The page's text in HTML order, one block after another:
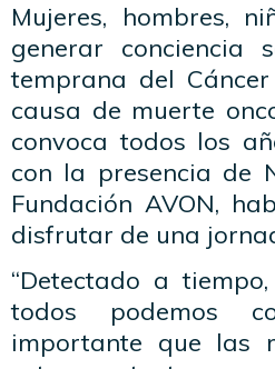
Mujeres, hombres,
generar conciencia
temprana del
causa de muerte
convoca todos los
con la presencia de
Fundación AVON,
disfrutar de una
“Detectado a
todos podemos
importante que las